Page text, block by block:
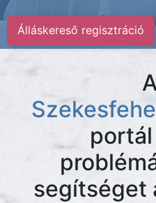
Álláskereső regisztráció
segítséget